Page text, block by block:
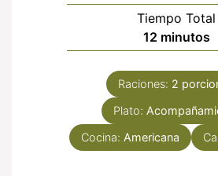
Tiempo Total
12minutos
minutos
Raciones: 2
Plato:
Cocina: Americana